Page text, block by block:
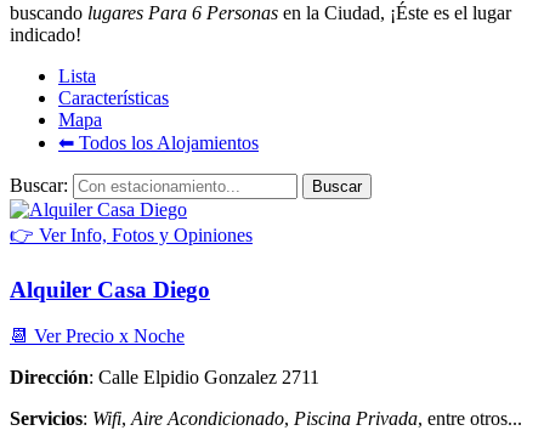
buscando lugares Para 6 Personas en la Ciudad, ¡Éste es el lugar
indicado!
Lista
Características
Mapa
⬅︎ Todos los Alojamientos
Buscar:
👉 Ver Info, Fotos y Opiniones
Alquiler Casa Diego
📆 Ver Precio x Noche
Dirección: Calle Elpidio Gonzalez 2711
Servicios: Wifi, Aire Acondicionado, Piscina Privada, entre otros...